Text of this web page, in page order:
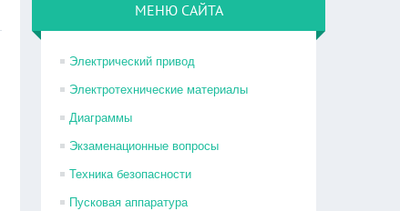
МЕНЮ САЙТА
Электрический привод
Электротехнические материалы
Диаграммы
Экзаменационные вопросы
Техника безопасности
Пусковая аппаратура